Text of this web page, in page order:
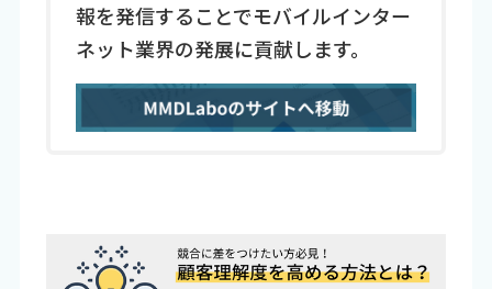
報を発信することでモバイルインター
ネット業界の発展に貢献します。